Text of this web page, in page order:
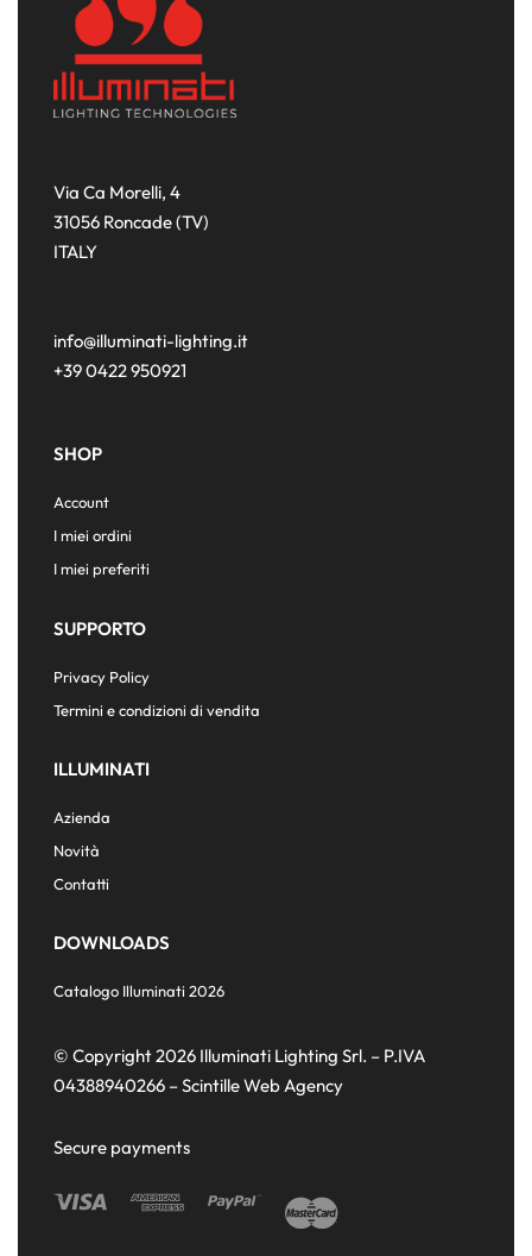
Via Ca Morelli, 4
31056 Roncade (TV)
ITALY
info@illuminati-lighting.it
+39 0422 950921
SHOP
Account
I miei ordini
I miei preferiti
SUPPORTO
Privacy Policy
Termini e condizioni di vendita
ILLUMINATI
Azienda
Novità
Contatti
DOWNLOADS
Catalogo Illuminati 2026
© Copyright 2026 Illuminati Lighting Srl. – P.IVA
04388940266 –Scintille Web Agency
Secure payments